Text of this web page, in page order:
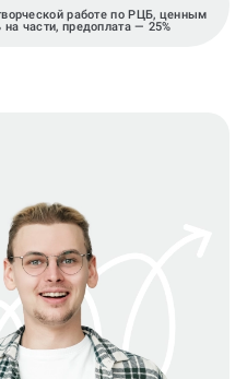
работе по РЦБ, ценным
части, предоплата — 25%